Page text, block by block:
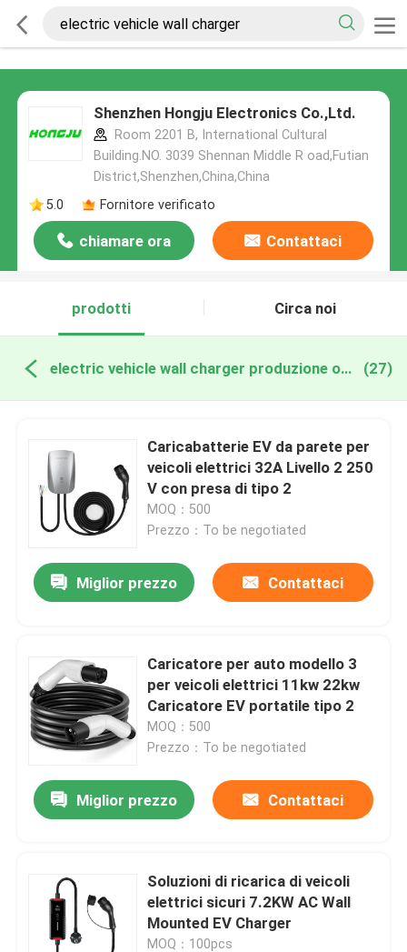
Shenzhen Hongju Electronics Co.,Ltd.
Room 2201 B, International Cultural
Building.NO. 3039 Shennan Middle R oad,Futian
District,Shenzhen,China,China
5.0
Fornitore verificato
chiamare ora Contattaci
prodotti Circa noi
electric vehicle wall charger produzione online (27)
Caricabatterie EV da parete per
veicoli elettrici 32A Livello 2 250
V con presa di tipo 2
MOQ：500
Prezzo：To be negotiated
Miglior prezzo Contattaci
Caricatore per auto modello 3
per veicoli elettrici 11kw 22kw
Caricatore EV portatile tipo 2
MOQ：500
Prezzo：To be negotiated
Miglior prezzo Contattaci
Soluzioni di ricarica di veicoli
elettrici sicuri 7.2KW AC Wall
Mounted EV Charger
MOQ：100pcs